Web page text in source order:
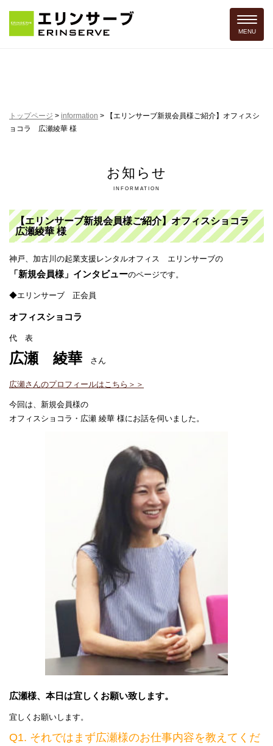
Toggle
MENU
トップページ > information >
【エリンサーブ新規会員様ご紹介】オフィスシ
ョコラ 広瀬綾華 様
お知らせ
INFORMATION
【エリンサーブ新規会員様ご紹介】オフィスショコラ
広瀬綾華 様
神戸、加古川の起業支援レンタルオフィス エリンサーブの
「新規会員様」インタビューのページです。
◆エリンサーブ 正会員
オフィスショコラ
代 表
広瀬 綾華 さん
広瀬さんのプロフィールはこちら＞＞
今回は、新規会員様の
オフィスショコラ・広瀬 綾華 様にお話を伺いました。
広瀬様、本日は宜しくお願い致します。
宜しくお願いします。
Q1. それではまず広瀬様のお仕事内容を教えてくだ